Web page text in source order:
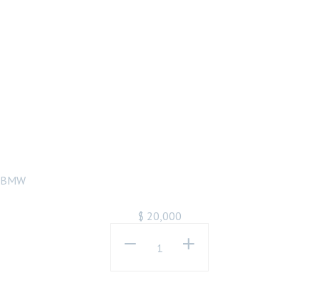
BMW
$ 20,000